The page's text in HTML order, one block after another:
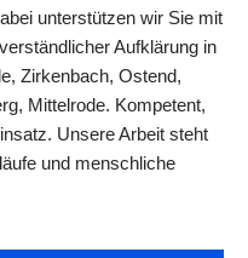
unterstützen wir Sie mit
Aufklärung in
Zirkenbach, Ostend,
Mittelrode. Kompetent,
Unsere Arbeit steht
und menschliche